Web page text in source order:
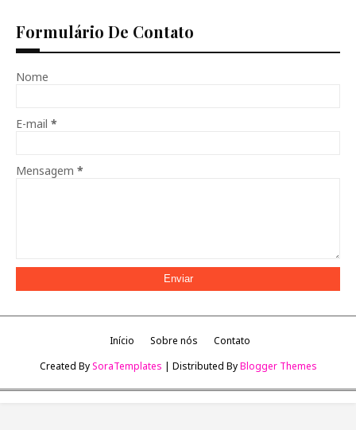
Formulário De Contato
Nome
E-mail *
Mensagem *
Início Sobre nós
Contato
Created BySoraTemplates | Distributed ByBlogger Themes